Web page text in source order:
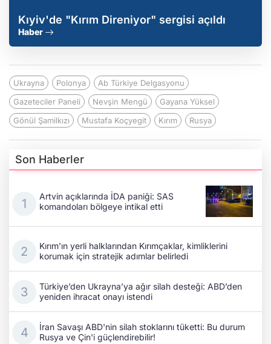
Kıyiv'de "Kırım Direniyor" sergisi açıldı
Haber
Ukrayna Polonya
Ab Türkiye Delgasyonu
Gazeteciler Paneli
Nevşin Mengü
Gayana Yüksel
Gönül Şamilkızı
Mustafa Koçyegit Kırım Rusya
Son Haberler
Artvin açıklarında İDA paniği: SAS
komandoları bölgeye intikal etti
Kırım’ın yerli halklarından Kırımçaklar, kimliklerini
korumak için stratejik adımlar belirledi
Türkiye’den Ukrayna’ya ağır silah desteği: ABD’den
yeniden ihracat onayı istendi
İran Savaşı ABD'nin silah stoklarını tüketti: Bu durum
Rusya ve Çin'i güçlendirebilir!